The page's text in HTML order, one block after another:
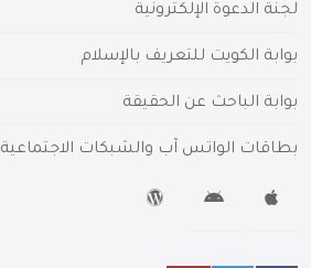
لجنة الدعوة الإلكترونية
بوابة الكويت للتعريف بالإسلام
بوابة الباحث عن الحقيقة
بطاقات الواتس آب والشبكات الاجتماعية